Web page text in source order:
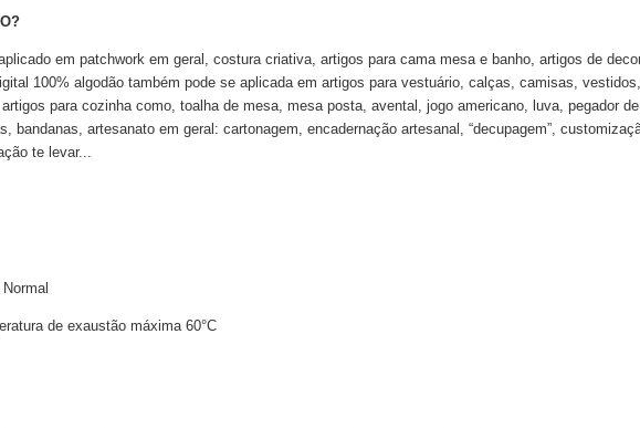
em patchwork em geral, costura criativa, artigos para cama mesa e banho, artigos de
100% algodão também pode se aplicada em artigos para vestuário, calças, camisas,
para cozinha como, toalha de mesa, mesa posta, avental, jogo americano, luva, pegador
bandanas, artesanato em geral: cartonagem, encadernação artesanal, “decupagem”,
te levar...
de exaustão máxima 60°C